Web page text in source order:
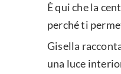
È qui che la
perché ti
Gisella
una luce